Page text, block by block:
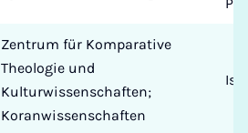
Zentrum für Komparative
Theologie und
Kulturwissenschaften;
Koranwissenschaften